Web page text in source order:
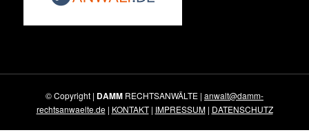
© Copyright | DAMM RECHTSANWÄLTE | anwalt@damm-
rechtsanwaelte.de| KONTAKT| IMPRESSUM| DATENSCHUTZ